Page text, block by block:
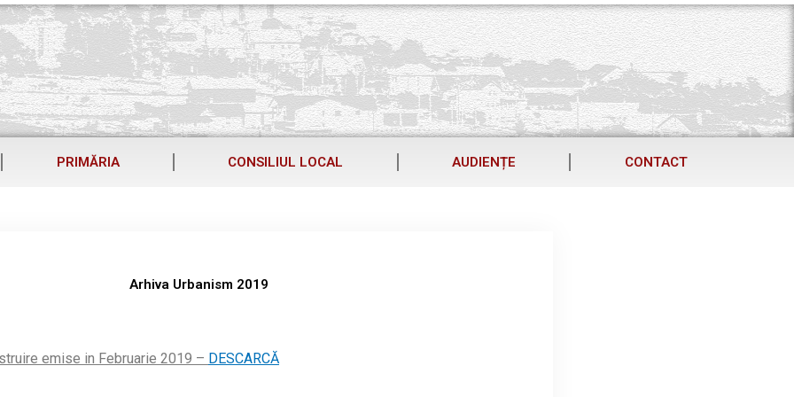
PRIMĂRIA CONSILIUL LOCAL AUDIENȚE CONTACT
Arhiva Urbanism 2019
emise in Februarie 2019 – DESCARCĂ